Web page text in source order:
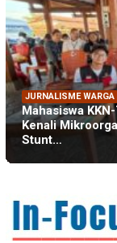
JURNALISME WARGA
Mahasiswa
Kenali
Stunt…